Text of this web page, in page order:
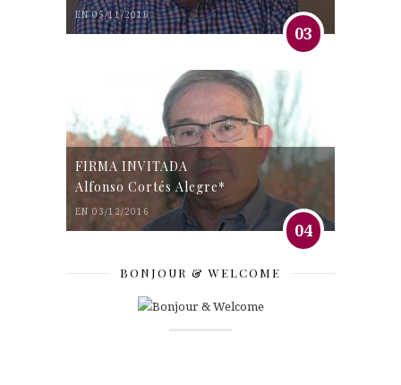
EN 05/11/2016
03
FIRMA INVITADA
Alfonso Cortés Alegre*
EN 03/12/2016
04
BONJOUR & WELCOME